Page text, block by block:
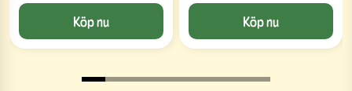
Köp nu Köp nu